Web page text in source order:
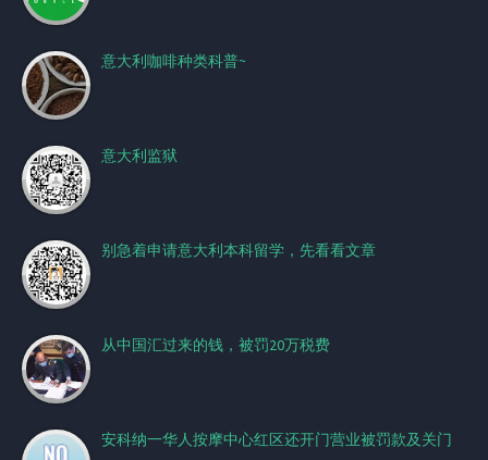
意大利咖啡种类科普~
意大利监狱
别急着申请意大利本科留学，先看看文章
从中国汇过来的钱，被罚20万税费
安科纳一华人按摩中心红区还开门营业被罚款及关门